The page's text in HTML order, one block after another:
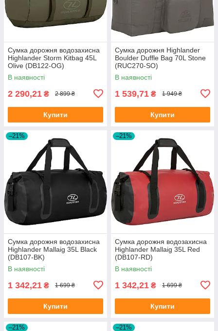
Сумка дорожня водозахисна
Highlander Storm Kitbag 45L
Olive (DB122-OG)
В наявності
2 290,21 ₴ 2 899 ₴
Купити
Сумка дорожня Highlander
Boulder Duffle Bag 70L Stone
(RUC270-SO)
В наявності
1 539,71 ₴ 1 949 ₴
Купити
–21%
Сумка дорожня водозахисна
Highlander Mallaig 35L Black
(DB107-BK)
В наявності
1 342,21 ₴ 1 699 ₴
Купити
–21%
Сумка дорожня водозахисна
Highlander Mallaig 35L Red
(DB107-RD)
В наявності
1 342,21 ₴ 1 699 ₴
Купити
–21% –21%